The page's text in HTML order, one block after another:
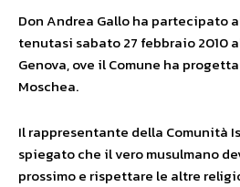
Don Andrea Gallo ha partecipato
tenutasi sabato 27 febbraio 2010
Genova, ove il Comune ha
Moschea.
Il rappresentante della Comunità
spiegato che il vero musulmano
prossimo e rispettare le altre